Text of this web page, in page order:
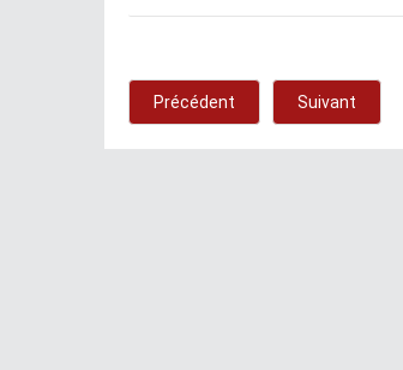
Précédent Suivant